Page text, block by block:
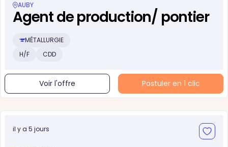
AUBY
Agent de production/ pontier
MÉTALLURGIE
H/F
CDD
Voir l'offre Postuler en 1 clic
il y a 5 jours